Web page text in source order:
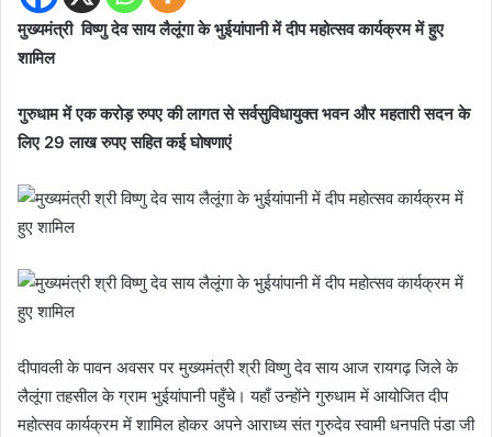
मुख्यमंत्री विष्णु देव साय लैलूंगा के भुईयांपानी में दीप महोत्सव कार्यक्रम में हुए
शामिल
गुरुधाम में एक करोड़ रुपए की लागत से सर्वसुविधायुक्त भवन और महतारी सदन के
लिए 29 लाख रुपए सहित कई घोषणाएं
दीपावली के पावन अवसर पर मुख्यमंत्री श्री विष्णु देव साय आज रायगढ़ जिले के
लैलूंगा तहसील के ग्राम भुईयांपानी पहुँचे। यहाँ उन्होंने गुरुधाम में आयोजित दीप
महोत्सव कार्यक्रम में शामिल होकर अपने आराध्य संत गुरुदेव स्वामी धनपति पंडा जी